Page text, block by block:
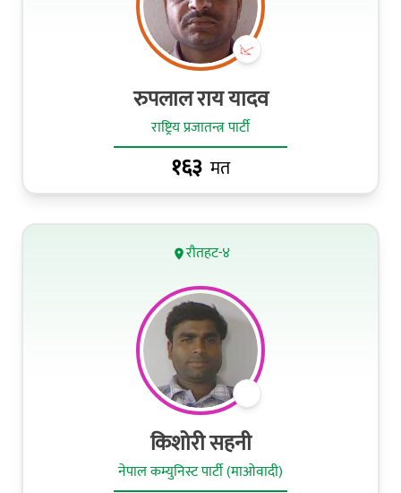
रुपलाल राय यादव
राष्ट्रिय प्रजातन्त्र पार्टी
१६३ मत
रौतहट-४
किशोरी सहनी
नेपाल कम्युनिस्ट पार्टी (माओवादी)